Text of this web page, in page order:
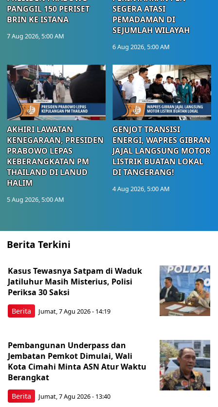
PANGGIL 150 PERISET
BRIN KE ISTANA
7 Aug 2026, 5:00 AM
SEGERA ATASI
PEMADAMAN DI
SEJUMLAH WILAYAH
6 Aug 2026, 5:00 AM
AKHIRI LAWATAN
KENEGARAAN, PRESIDEN
PRABOWO LEPAS
KEBERANGKATAN PM
THAILAND DI LANUD
HALIM
5 Aug 2026, 5:00 AM
GENJOT TRANSISI
ENERGI, WAPRES GIBRAN
JAJAL LANGSUNG MOTOR
LISTRIK BUATAN LOKAL
DI TANGERANG!
4 Aug 2026, 5:00 AM
Berita Terkini
Berita
Kasus Tewasnya Satpam di Waduk
Jatiluhur Masih Misterius, Polisi
Periksa 30 Saksi
Jumat, 7 Agu 2026 - 14:19
Berita
Pembangunan Underpass dan
Jembatan Pemkot Dimulai, Wali
Kota Cimahi Minta ASN Atur Waktu
Berangkat
Jumat, 7 Agu 2026 - 13:40